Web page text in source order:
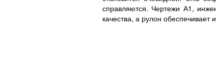
справляются. Чертежи А1,
качества, а рулон обеспечивает